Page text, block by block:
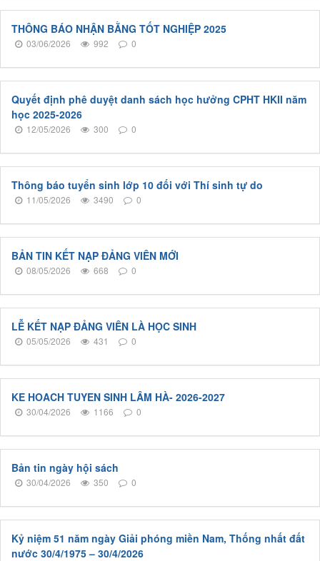
THÔNG BÁO NHẬN BẰNG TỐT NGHIỆP 2025
03/06/2026 992 0
Quyết định phê duyệt danh sách học hưởng CPHT HKII năm
học 2025-2026
12/05/2026 300 0
Thông báo tuyển sinh lớp 10 đối với Thí sinh tự do
11/05/2026 3490 0
BẢN TIN KẾT NẠP ĐẢNG VIÊN MỚI
08/05/2026 668 0
LỄ KẾT NẠP ĐẢNG VIÊN LÀ HỌC SINH
05/05/2026 431 0
KE HOACH TUYEN SINH LÂM HÀ- 2026-2027
30/04/2026 1166 0
Bản tin ngày hội sách
30/04/2026 350 0
Kỷ niệm 51 năm ngày Giải phóng miền Nam, Thống nhất đất
nước 30/4/1975 – 30/4/2026